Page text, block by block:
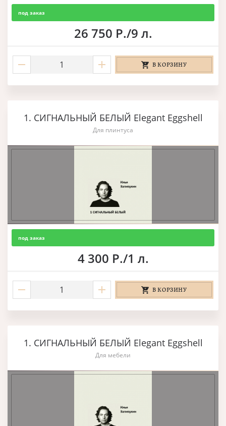
под заказ
26 750 Р./9 л.
В КОРЗИНУ
1. СИГНАЛЬНЫЙ БЕЛЫЙ Elegant Eggshell
Для плинтуса
под заказ
4 300 Р./1 л.
В КОРЗИНУ
1. СИГНАЛЬНЫЙ БЕЛЫЙ Elegant Eggshell
Для мебели